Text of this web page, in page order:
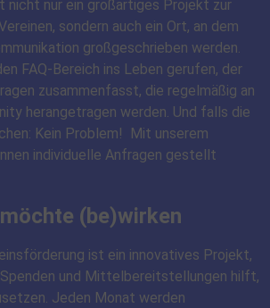
nicht nur ein großartiges Projekt zur
sondern auch ein Ort, an dem
großgeschrieben werden.
FAQ-Bereich ins Leben gerufen, der
zusammenfasst, die regelmäßig an
herangetragen werden. Und falls die
Kein Problem! Mit unserem
individuelle Anfragen gestellt
möchte (be)wirken
ist ein innovatives Projekt,
Spenden und Mittelbereitstellungen hilft,
Jeden Monat werden